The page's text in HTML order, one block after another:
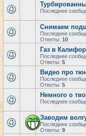
Последнее
Снимаем
Последнее
Ответы: 10
Газ в
Последнее
Ответы: 5
Видео про
Последнее
Ответы: 5
Немного о
Последнее
Заводим
Последнее
Ответы: 9